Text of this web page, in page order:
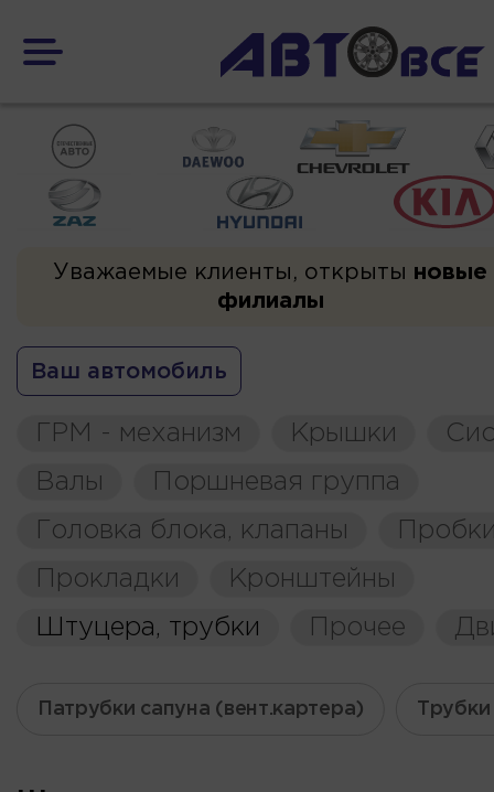
Уважаемые клиенты, открыты новые
филиалы
Ваш автомобиль
ГРМ - механизм Крышки
Валы
Поршневая группа
Головка блока, клапаны
Прокладки
Кронштейны
Штуцера, трубки
Прочее
Патрубки сапуна (вент.картера) Трубки